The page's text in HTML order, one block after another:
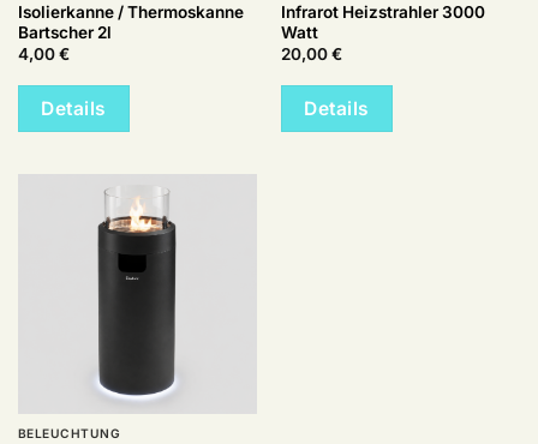
Isolierkanne / Thermoskanne
Bartscher 2l
4,00€
Details
Infrarot Heizstrahler 3000
Watt
20,00€
Details
BELEUCHTUNG